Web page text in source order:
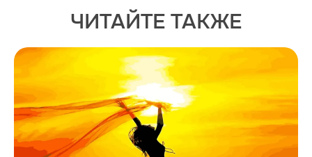
ЧИТАЙТЕ ТАКЖЕ